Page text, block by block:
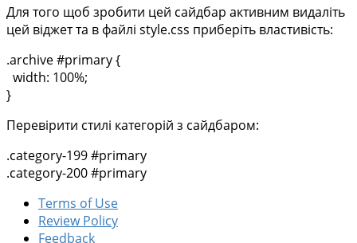
Для того щоб зробити цей сайдбар активним видаліть
цей віджет та в файлі style.css приберіть властивість:
.archive #primary {
width: 100%;
}
Перевірити стилі категорій з сайдбаром:
.category-199 #primary
.category-200 #primary
Terms of Use
Review Policy
Feedback